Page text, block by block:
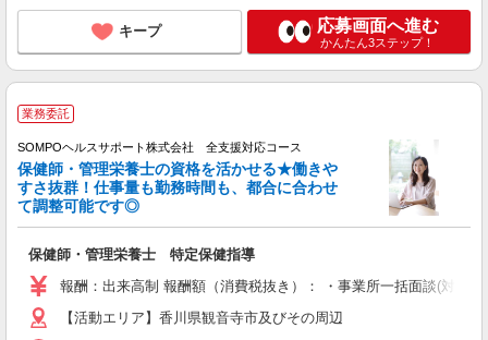
キープ 応募画面へ進む
かんたん3ステップ！
業務委託
SOMPOヘルスサポート株式会社 全支援対応コース
保健師・管理栄養士の資格を活かせる★働きや
すさ抜群！仕事量も勤務時間も、都合に合わせ
て調整可能です◎
保健師・管理栄養士 特定保健指導
報酬：出来高制 報酬額（消費税抜き）： ・事業所一括面談(対
【活動エリア】香川県観音寺市及びその周辺